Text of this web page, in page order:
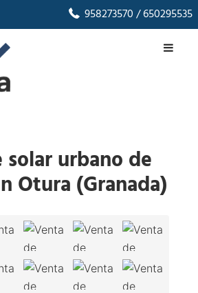
958273570/ 650295535
urbano de
Otura (Granada)
1 /14